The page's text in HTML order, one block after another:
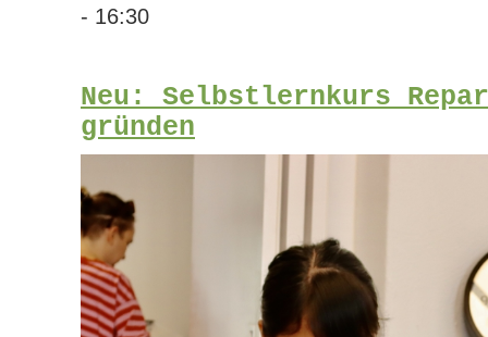
- 16:30
Neu: Selbstlernkurs
gründen